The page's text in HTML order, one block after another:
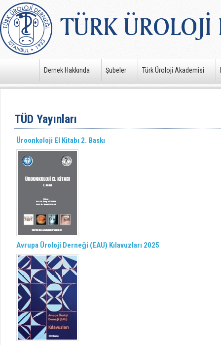
Dernek Hakkında Şubeler Türk Üroloji Akademisi
TÜD Yayınları
Üroonkoloji El Kitabı 2. Baskı
Avrupa Üroloji Derneği (EAU) Kılavuzları 2025